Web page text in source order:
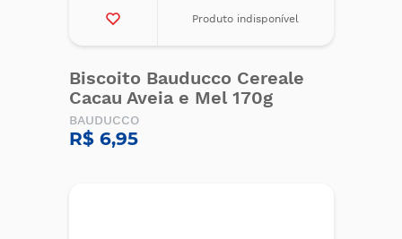
Produto indisponível
Biscoito Bauducco Cereale
Cacau Aveia e Mel 170g
BAUDUCCO
R$ 6,95